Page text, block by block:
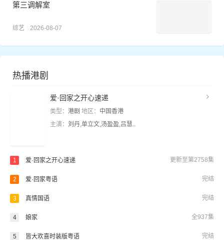
第三调解室
综艺 2026-08-07
热播港剧
爱·回家之开心速递
类型： 港剧 地区： 中国香港
主演： 刘丹,单立文,汤盈盈,吕慧..
更新至第2758集
1 爱·回家之开心速递
完结
2 爱·回家粤语
完结
3 真情国语
全937集
4 娘家
完结
5 皆大欢喜时装版粤语